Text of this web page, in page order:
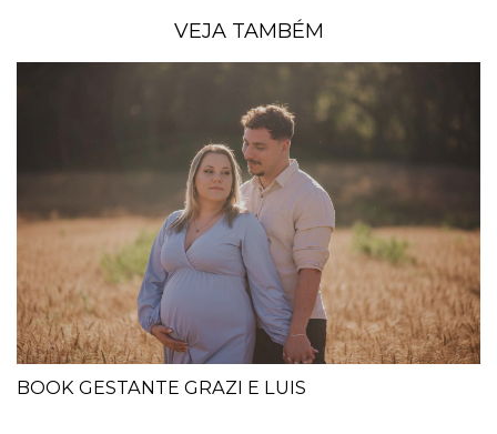
VEJA TAMBÉM
BOOK GESTANTE GRAZI E LUIS